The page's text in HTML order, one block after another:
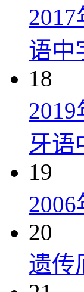
语中
18
牙语
19
20
遗传